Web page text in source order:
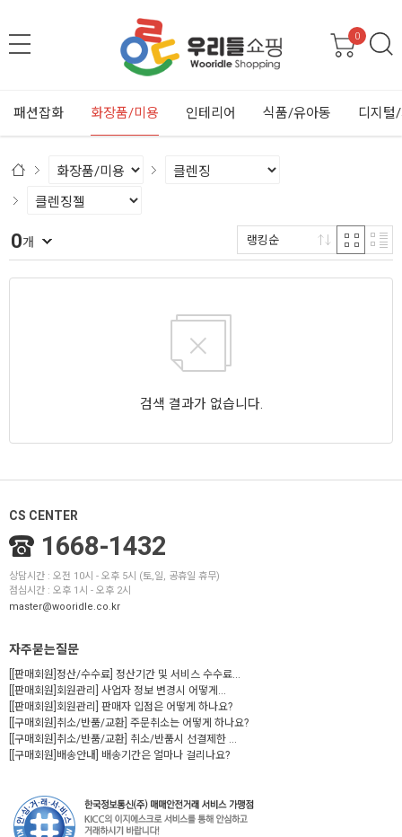
0
패션잡화 화장품/미용 인테리어 식품/유아동 디지털
0개 랭킹순
검색 결과가 없습니다.
CS CENTER
1668-1432
상담시간 : 오전 10시 - 오후 5시 (토,일, 공휴일 휴무)
점심시간 : 오후 1시 - 오후 2시
master@wooridle.co.kr
자주묻는질문
[[판매회원]정산/수수료] 정산기간 및 서비스 수수료...
[[판매회원]회원관리] 사업자 정보 변경시 어떻게...
[[판매회원]회원관리] 판매자 입점은 어떻게 하나요?
[[구매회원]취소/반품/교환] 주문취소는 어떻게 하나요?
[[구매회원]취소/반품/교환] 취소/반품시 선결제한 ...
[[구매회원]배송안내] 배송기간은 얼마나 걸리나요?